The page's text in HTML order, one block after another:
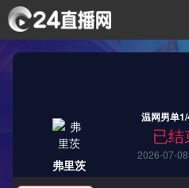
弗里茨
温网男单
已结
2026-07-